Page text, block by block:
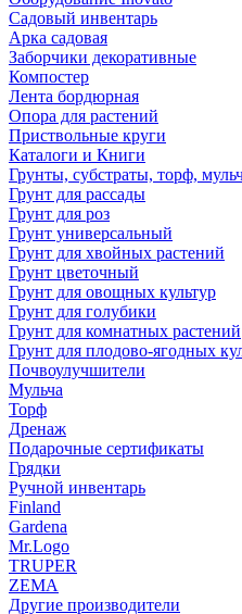
Садовый инвентарь
Арка садовая
Заборчики декоративные
Компостер
Лента бордюрная
Опора для растений
Приствольные круги
Каталоги и Книги
Грунты, субстраты, торф,
Грунт для рассады
Грунт для роз
Грунт универсальный
Грунт для хвойных растений
Грунт цветочный
Грунт для овощных культур
Грунт для голубики
Грунт для комнатных растений
Грунт для плодово-ягодных
Почвоулучшители
Мульча
Торф
Дренаж
Подарочные сертификаты
Грядки
Ручной инвентарь
Finland
Gardena
Mr.Logo
TRUPER
ZEMA
Другие производители